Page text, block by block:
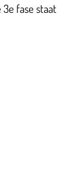
fase staat